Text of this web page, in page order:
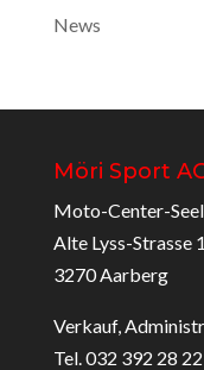
News
Möri Sport
Moto-Center-
Alte Lyss-Strasse
3270 Aarberg
Verkauf,
Tel. 032 392 28 22